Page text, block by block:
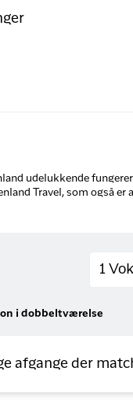
udelukkende
Travel, som også er
Voksne
1
i dobbeltværelse
afgange der